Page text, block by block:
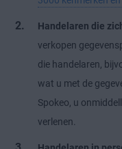
Handelaren die
verkopen
die handelaren,
wat u met de
Spokeo, u
verlenen.